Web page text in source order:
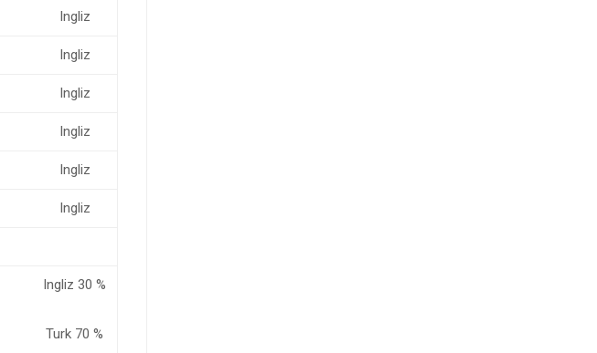
Ingliz
Ingliz
Ingliz
Ingliz
Ingliz
Ingliz
Ingliz 30 %
Turk 70 %